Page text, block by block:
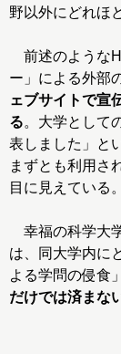
野以外にどれほ
前述のような
ー」による外部
ェブサイトで宣
る。大学として
表しました」と
まずとも利用さ
目に見えている。
幸福の科学大
は、同大学内に
よる学問の侵食
だけでは済まな